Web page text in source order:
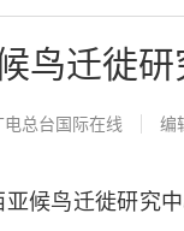
鸟迁徙
总台国际在线 编
鸟迁徙研究中